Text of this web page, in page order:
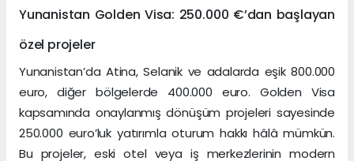
Yunanistan Golden Visa: 250.000 €’dan başlayan
özel projeler
Yunanistan’da Atina, Selanik ve adalarda eşik 800.000
euro, diğer bölgelerde 400.000 euro. Golden Visa
kapsamında onaylanmış dönüşüm projeleri sayesinde
250.000 euro’luk yatırımla oturum hakkı hâlâ mümkün.
Bu projeler, eski otel veya iş merkezlerinin modern